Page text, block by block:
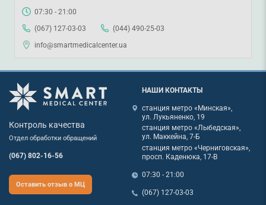
07:30 - 21:00
(067) 127-03-03
(044) 490-25-03
info@smartmedicalcenter.ua
Контроль качества
Отдел обработки обращений
(067) 802-16-56
Оставить отзыв о МЦ
НАШИ КОНТАКТЫ
станция метро «Минская»,
ул. Лукьяненко, 19
станция метро «Лыбедская»,
ул. Маккейна, 7-Б
станция метро «Черниговская»,
просп. Каденюка, 17-В
07:30 - 21:00
(067) 127-03-03